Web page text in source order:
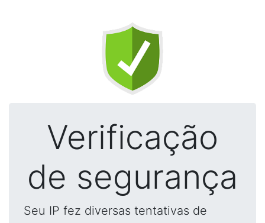
Verificação
de segurança
Seu IP fez diversas tentativas de